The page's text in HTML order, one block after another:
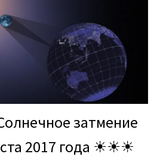
затмение
2017 года ☀☀☀